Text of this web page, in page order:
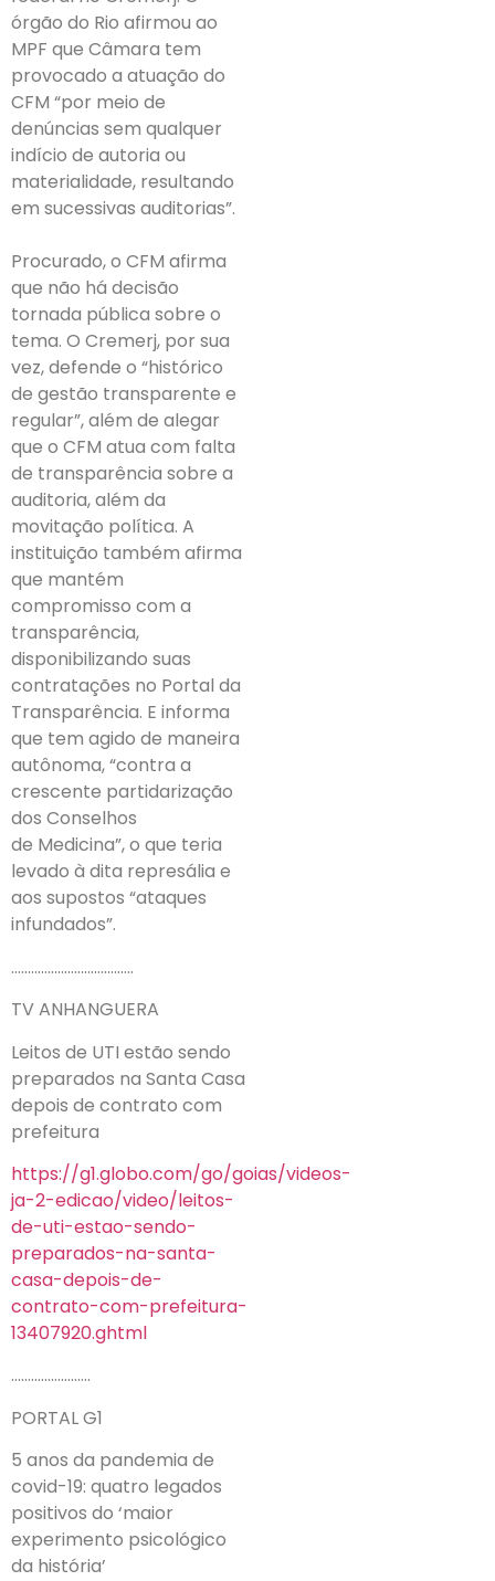
órgão do Rio afirmou ao
MPF que Câmara tem
provocado a atuação do
CFM “por meio de
denúncias sem qualquer
indício de autoria ou
materialidade, resultando
em sucessivas auditorias”.
Procurado, o CFM afirma
que não há decisão
tornada pública sobre o
tema. O Cremerj, por sua
vez, defende o “histórico
de gestão transparente e
regular”, além de alegar
que o CFM atua com falta
de transparência sobre a
auditoria, além da
movitação política. A
instituição também afirma
que mantém
compromisso com a
transparência,
disponibilizando suas
contratações no Portal da
Transparência. E informa
que tem agido de maneira
autônoma, “contra a
crescente partidarização
dos Conselhos
de Medicina”, o que teria
levado à dita represália e
aos supostos “ataques
infundados”.
……………………………….
TV ANHANGUERA
Leitos de UTI estão sendo
preparados na Santa Casa
depois de contrato com
prefeitura
https://g1.globo.com/go/goias/videos-
ja-2-edicao/video/leitos-
de-uti-estao-sendo-
preparados-na-santa-
casa-depois-de-
contrato-com-prefeitura-
13407920.ghtml
……………………
PORTAL G1
5 anos da pandemia de
covid-19: quatro legados
positivos do ‘maior
experimento psicológico
da história’